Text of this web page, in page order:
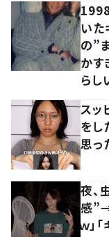
いた
の”
かす
らし
スッ
を
思っ
夜、
感”→
ｗ」